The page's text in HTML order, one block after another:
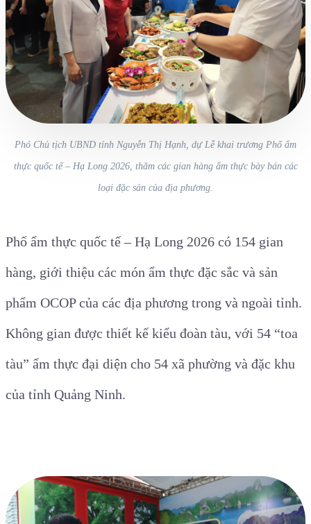
Phó Chủ tịch UBND tỉnh Nguyễn Thị Hạnh, dự Lễ khai trương Phố ẩm
thực quốc tế – Hạ Long 2026, thăm các gian hàng ẩm thực bày bán các
loại đặc sản của địa phương.
Phố ẩm thực quốc tế – Hạ Long 2026 có 154 gian
hàng, giới thiệu các món ẩm thực đặc sắc và sản
phẩm OCOP của các địa phương trong và ngoài tỉnh.
Không gian được thiết kế kiểu đoàn tàu, với 54 “toa
tàu” ẩm thực đại diện cho 54 xã phường và đặc khu
của tỉnh Quảng Ninh.